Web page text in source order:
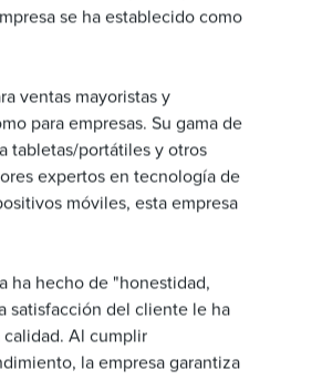
se ha establecido como
ventas mayoristas y
para empresas. Su gama de
tabletas/portátiles y otros
expertos en tecnología de
móviles, esta empresa
ha hecho de "honestidad,
satisfacción del cliente le ha
calidad. Al cumplir
la empresa garantiza